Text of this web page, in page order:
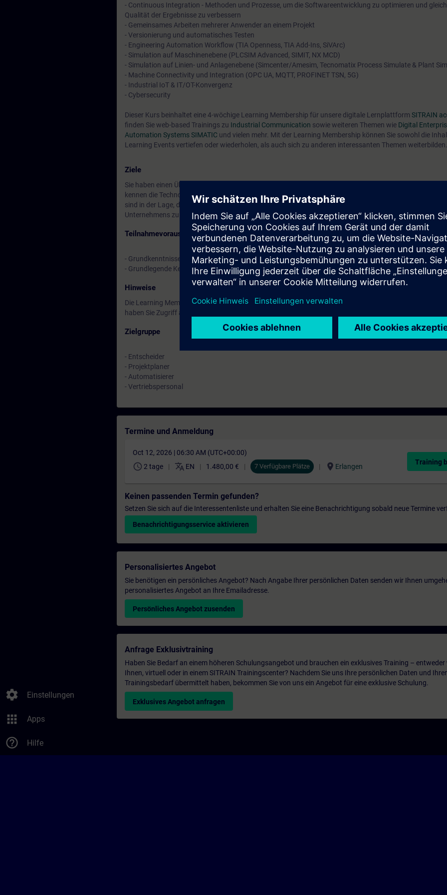
settings Einstellungen
apps Apps
help_outline Hilfe
Digitalisierung unterstützen.
- Continuous Integration - Methoden und Prozesse, um die Softwareentwicklung zu optimieren und
Qualität der Ergebnisse zu verbessern
- Gemeinsames Arbeiten mehrerer Anwender an einem Projekt
- Versionierung und automatisches Testen
- Engineering Automation Workflow (TIA Openness, TIA Add-Ins, SiVArc)
- Simulation auf Maschinenebene (PLCSIM Advanced, SIMIT, NX MCD)
- Simulation auf Linien- und Anlagenebene (Simcenter/Amesim, Tecnomatix Process Simulate & Plant
- Machine Connectivity und Integration (OPC UA, MQTT, PROFINET TSN, 5G)
- Industrial IoT & IT/OT-Konvergenz
- Cybersecurity
Dieser Kurs beinhaltet eine 4-wöchige Learning Membership für unsere digitale Lernplattform SITRAIN
finden Sie web-based Trainings zu Industrial Communication sowie weiteren Themen wie Digital
Automation Systems SIMATIC und vielen mehr. Mit der Learning Membership können Sie sowohl die
Learning Events vertiefen oder wiederholen, als auch sich zu anderen interessanten Themen weiterbilden.
Ziele
Sie haben einen Überblick über die aktuellen technischen Entwicklungen im Bereich der diskreten
kennen die Technologien, um die Möglichkeiten der Digitalisierung in Ihrem Unternehmen effizient
sind in der Lage, diese Ideen und Lösungen zu bewerten und fundierte Entscheidungen für die Zukunft
Unternehmens zu treffen.
Teilnahmevoraussetzung
- Grundkenntnisse der Automatisierungstechnik
- Grundlegende Kenntnisse von TIA Portal
Hinweise
Die Learning Membership beginnt 7 Tage vor Kursbeginn und endet 14 Tage nach Kursende. Während
haben Sie Zugriff auf alle der über 480 verfügbaren web-based Trainings.
Zielgruppe
- Entscheider
- Projektplaner
- Automatisierer
- Vertriebspersonal
Termine und Anmeldung
Oct 12, 2026 | 06:30 AM (UTC+00:00)
schedule 2 tage translate EN 1.480,00 € 7 Verfügbare Plätze location_on Erlangen
Training
Keinen passenden Termin gefunden?
Setzen Sie sich auf die Interessentenliste und erhalten Sie eine Benachrichtigung sobald neue Termine
Benachrichtigungsservice aktivieren
Personalisiertes Angebot
Sie benötigen ein persönliches Angebot? Nach Angabe Ihrer persönlichen Daten senden wir Ihnen
personalisiertes Angebot an Ihre Emailadresse.
Persönliches Angebot zusenden
Anfrage Exklusivtraining
Haben Sie Bedarf an einem höheren Schulungsangebot und brauchen ein exklusives Training – entweder
Ihnen, virtuell oder in einem SITRAIN Trainingscenter? Nachdem Sie uns Ihre persönlichen Daten und
Trainingsbedarf übermittelt haben, bekommen Sie von uns ein Angebot für eine exklusive Schulung.
Exklusives Angebot anfragen